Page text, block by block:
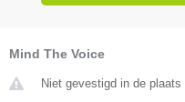
Mind The Voice
Niet gevestigd in de